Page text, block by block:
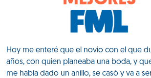
Hoy me enteré que el novio con el que
años, con quien planeaba una boda, y
me había dado un anillo, se casó y va a